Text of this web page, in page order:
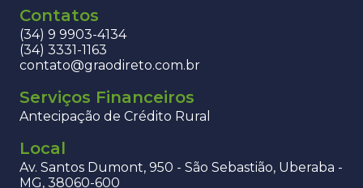
Contatos
(34) 9 9903-4134
(34) 3331-1163
contato@graodireto.com.br
Serviços Financeiros
Antecipação de Crédito Rural
Local
Av. Santos Dumont, 950 - São Sebastião, Uberaba -
MG, 38060-600